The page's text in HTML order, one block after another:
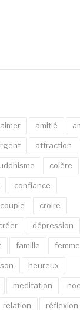
aimer amitié
attraction
colère
confiance
couple croire
dépression
famille femme
heureux
meditation
relation réflexion